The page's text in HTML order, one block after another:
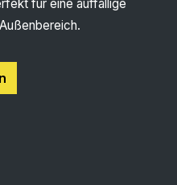
für eine auffällige